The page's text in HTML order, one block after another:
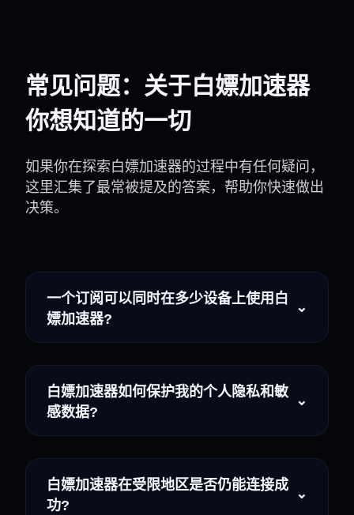
常见问题：关于白嫖加速器
你想知道的一切
如果你在探索白嫖加速器的过程中有任何疑问，
这里汇集了最常被提及的答案，帮助你快速做出
决策。
一个订阅可以同时在多少设备上使用白
嫖加速器?
⌄
白嫖加速器如何保护我的个人隐私和敏
感数据?
⌄
白嫖加速器在受限地区是否仍能连接成
功?
⌄